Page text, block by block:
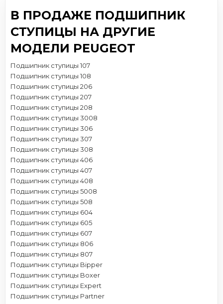
В ПРОДАЖЕ ПОДШИПНИК
СТУПИЦЫ НА ДРУГИЕ
МОДЕЛИ PEUGEOT
Подшипник ступицы 107
Подшипник ступицы 108
Подшипник ступицы 206
Подшипник ступицы 207
Подшипник ступицы 208
Подшипник ступицы 3008
Подшипник ступицы 306
Подшипник ступицы 307
Подшипник ступицы 308
Подшипник ступицы 406
Подшипник ступицы 407
Подшипник ступицы 408
Подшипник ступицы 5008
Подшипник ступицы 508
Подшипник ступицы 604
Подшипник ступицы 605
Подшипник ступицы 607
Подшипник ступицы 806
Подшипник ступицы 807
Подшипник ступицы Bipper
Подшипник ступицы Boxer
Подшипник ступицы Expert
Подшипник ступицы Partner